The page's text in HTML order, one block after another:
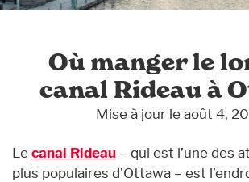
Où manger le
canal Rideau à
Mise à jour le août 4,
Lecanal Rideau – qui est l’une des
plus populaires d’Ottawa – est